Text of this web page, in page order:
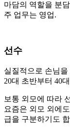
마담의 역할을 분
주 업무는 영업.
선수
실질적으로 손님
20대 초반부터 40
보통 외모에 따라
요즘은 외모 외에
급을 구분하기도